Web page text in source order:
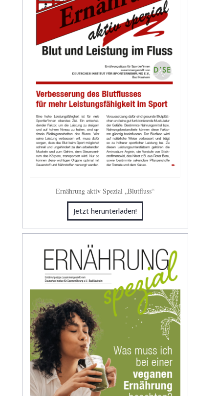
Ernährung aktiv Spezial „Blutfluss“
Jetzt herunterladen!